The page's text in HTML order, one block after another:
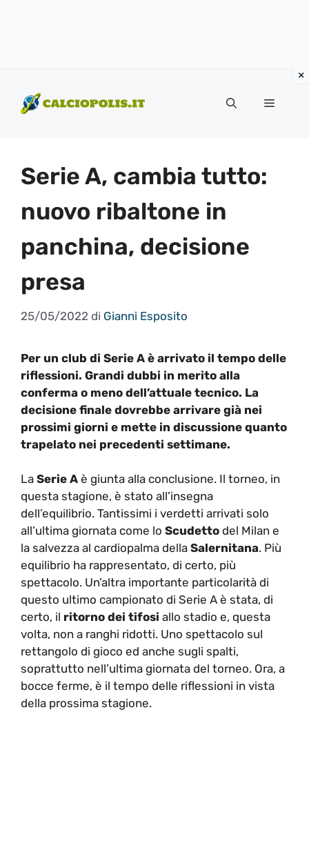
contenuto
Menu
Serie A, cambia tutto:
nuovo ribaltone in
panchina, decisione
presa
25/05/2022 di Gianni Esposito
Per un club di Serie A è arrivato il tempo delle
riflessioni. Grandi dubbi in merito alla
conferma o meno dell’attuale tecnico. La
decisione finale dovrebbe arrivare già nei
prossimi giorni e mette in discussione quanto
trapelato nei precedenti settimane.
La Serie A è giunta alla conclusione. Il torneo, in
questa stagione, è stato all’insegna
dell’equilibrio. Tantissimi i verdetti arrivati solo
all’ultima giornata come lo Scudetto del Milan e
la salvezza al cardiopalma della Salernitana. Più
equilibrio ha rappresentato, di certo, più
spettacolo. Un’altra importante particolarità di
questo ultimo campionato di Serie A è stata, di
certo, il ritorno dei tifosi allo stadio e, questa
volta, non a ranghi ridotti. Uno spettacolo sul
rettangolo di gioco ed anche sugli spalti,
soprattutto nell’ultima giornata del torneo. Ora, a
bocce ferme, è il tempo delle riflessioni in vista
della prossima stagione.